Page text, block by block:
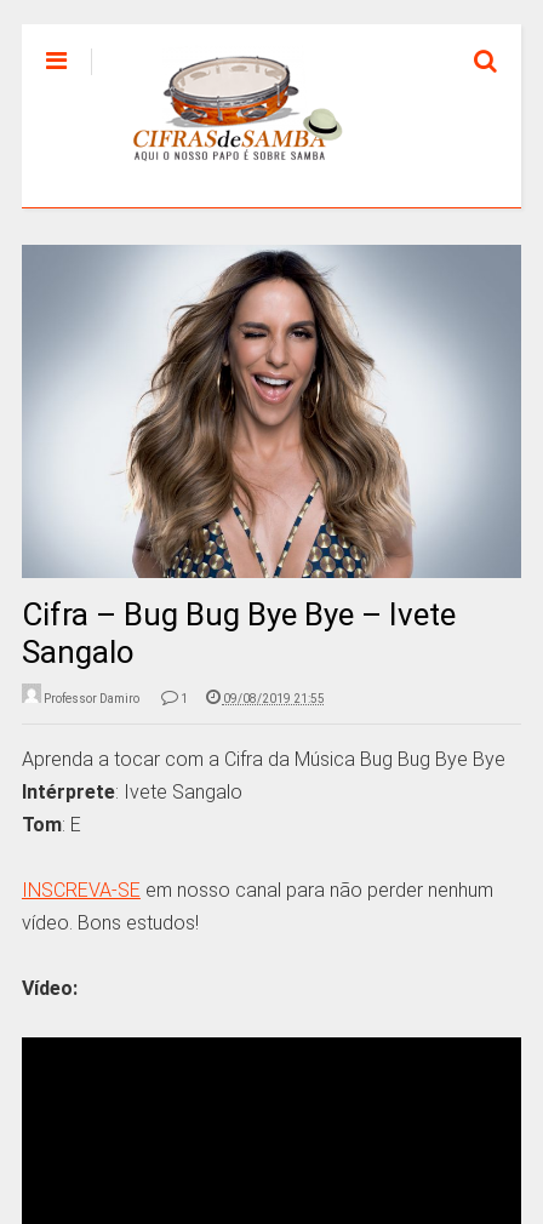
Cifra – Bug Bug Bye Bye – Ivete
Sangalo
Professor Damiro 1 09/08/2019 21:55
Aprenda a tocar com a Cifra da Música Bug Bug Bye Bye
Intérprete: Ivete Sangalo
Tom: E
INSCREVA-SE em nosso canal para não perder nenhum
vídeo. Bons estudos!
Vídeo: